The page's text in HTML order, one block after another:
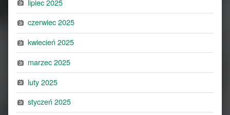
lipiec 2025
czerwiec 2025
kwiecień 2025
marzec 2025
luty 2025
styczeń 2025